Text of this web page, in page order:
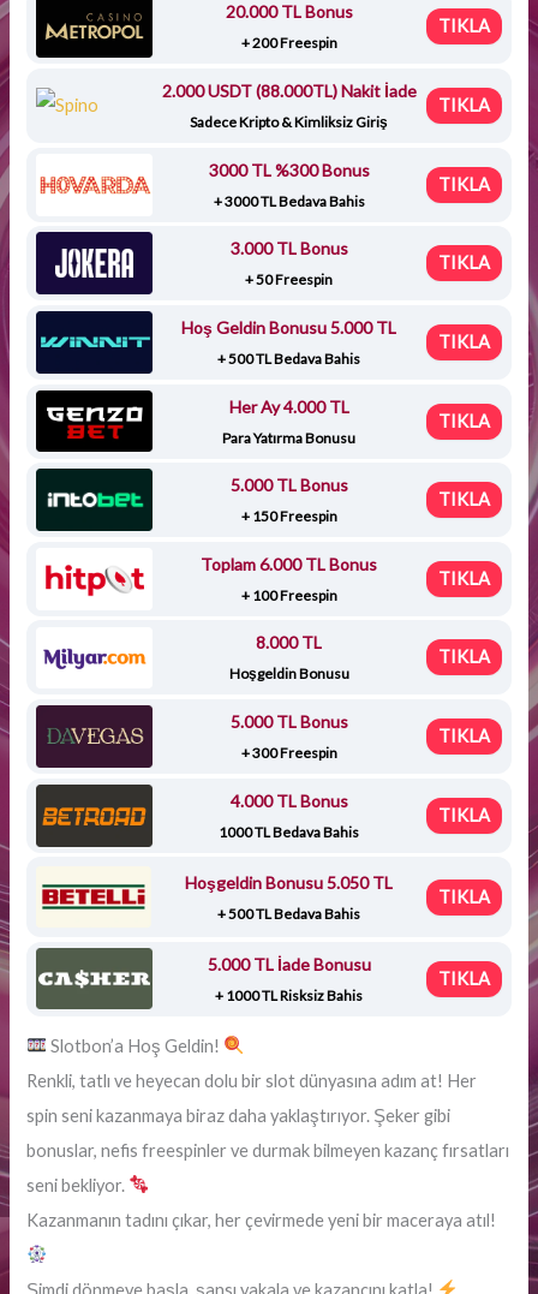
20.000 TL Bonus
+ 200 Freespin
TIKLA
2.000 USDT (88.000TL) Nakit İade
Sadece Kripto & Kimliksiz Giriş
TIKLA
3000 TL %300 Bonus
+ 3000 TL Bedava Bahis
TIKLA
3.000 TL Bonus
+ 50 Freespin
TIKLA
Hoş Geldin Bonusu 5.000 TL
+ 500 TL Bedava Bahis
TIKLA
Her Ay 4.000 TL
Para Yatırma Bonusu
TIKLA
5.000 TL Bonus
+ 150 Freespin
TIKLA
Toplam 6.000 TL Bonus
+ 100 Freespin
TIKLA
8.000 TL
Hoşgeldin Bonusu
TIKLA
5.000 TL Bonus
+ 300 Freespin
TIKLA
4.000 TL Bonus
1000 TL Bedava Bahis
TIKLA
Hoşgeldin Bonusu 5.050 TL
+ 500 TL Bedava Bahis
TIKLA
5.000 TL İade Bonusu
+ 1000 TL Risksiz Bahis
TIKLA
Slotbon’a Hoş Geldin!
Renkli, tatlı ve heyecan dolu bir slot dünyasına adım at! Her
spin seni kazanmaya biraz daha yaklaştırıyor. Şeker gibi
bonuslar, nefis freespinler ve durmak bilmeyen kazanç fırsatları
seni bekliyor.
Kazanmanın tadını çıkar, her çevirmede yeni bir maceraya atıl!
Şimdi dönmeye başla, şansı yakala ve kazancını katla!